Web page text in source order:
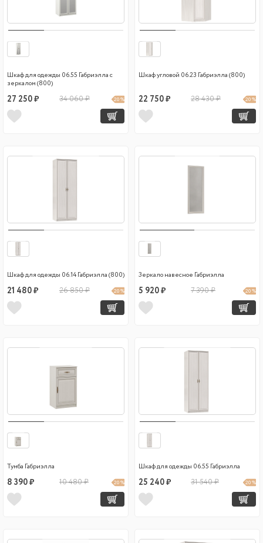
Шкаф для одежды 06.55 Габриэлла с
зеркалом (800)
27 250 ₽ 34 060 ₽ 20 %
Шкаф угловой 06.23 Габриэлла (800)
22 750 ₽ 28 430 ₽ 20 %
Шкаф для одежды 06.14 Габриэлла (800)
21 480 ₽ 26 850 ₽ 20 %
Зеркало навесное Габриэлла
5 920 ₽ 7 390 ₽ 20 %
Тумба Габриэлла
8 390 ₽ 10 480 ₽ 20 %
Шкаф для одежды 06.55 Габриэлла
25 240 ₽ 31 540 ₽ 20 %